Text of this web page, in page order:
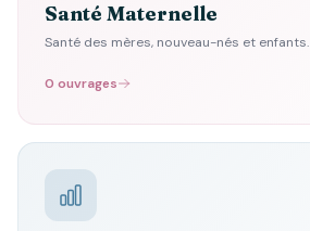
Santé Maternelle
Santé des mères, nouveau-nés et enfants.
0 ouvrages